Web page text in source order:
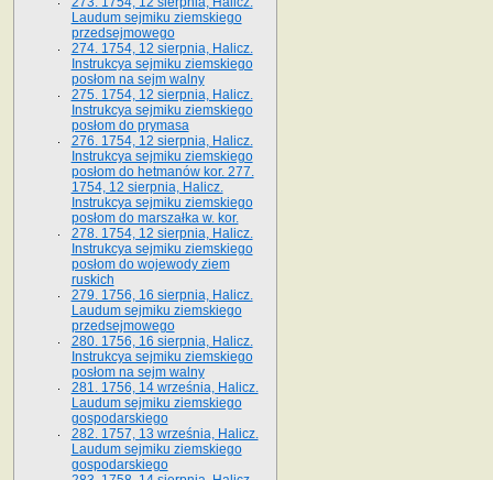
Laudum sejmiku ziemskiego
przedsejmowego
274. 1754, 12 sierpnia, Halicz.
Instrukcya sejmiku ziemskiego
posłom na sejm walny
275. 1754, 12 sierpnia, Halicz.
Instrukcya sejmiku ziemskiego
posłom do prymasa
276. 1754, 12 sierpnia, Halicz.
Instrukcya sejmiku ziemskiego
posłom do hetmanów kor. 277.
1754, 12 sierpnia, Halicz.
Instrukcya sejmiku ziemskiego
posłom do marszałka w. kor.
278. 1754, 12 sierpnia, Halicz.
Instrukcya sejmiku ziemskiego
posłom do wojewody ziem
ruskich
279. 1756, 16 sierpnia, Halicz.
Laudum sejmiku ziemskiego
przedsejmowego
280. 1756, 16 sierpnia, Halicz.
Instrukcya sejmiku ziemskiego
posłom na sejm walny
281. 1756, 14 września, Halicz.
Laudum sejmiku ziemskiego
gospodarskiego
282. 1757, 13 września, Halicz.
Laudum sejmiku ziemskiego
gospodarskiego